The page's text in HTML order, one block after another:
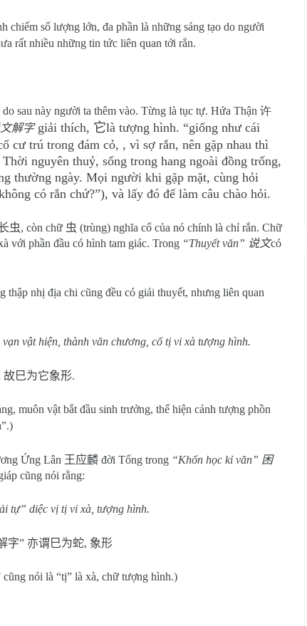
số lượng lớn, đa phần là những sáng tạo do người
rất nhiều những tin tức liên quan tới rắn.
do sau này người ta thêm vào. Từng là tục tự. Hứa Thận 许
解字giải thích, 它là tượng hình. “giống như cái
cư trú trong đám cỏ, , vì sợ rắn, nên gặp nhau thì
nguyên thuỷ, sống trong hang ngoài đồng trống,
thường ngày. Mọi người khi gặp mặt, cùng hỏi
có rắn chứ?”), và lấy đó để làm câu chào hỏi.
虫, còn chữ 虫 (trùng) nghĩa cổ của nó chính là chỉ rắn. Chữ
với phần đầu có hình tam giác. Trong “Thuyết văn” 说文có
thập nhị địa chi cũng đều có giải thuyết, nhưng liên quan
vật hiện, thành văn chương, cố tị vi xà tượng hình.
故巳为它象形.
muôn vật bắt đầu sinh trưởng, thể hiện cảnh tượng phồn
Ứng Lân 王应麟 đời Tống trong “Khốn học kỉ văn” 困
cũng nói rằng:
tự” diệc vị tị vi xà, tượng hình.
字” 亦谓巳为蛇, 象形
nói là “tị” là xà, chữ tượng hình.)